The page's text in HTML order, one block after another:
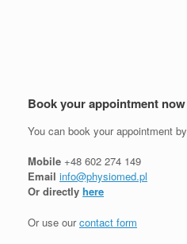
Book your appointment now
You can book your appointment by
Mobile +48 602 274 149
Email info@physiomed.pl
Or directly here
Or use ourcontact form